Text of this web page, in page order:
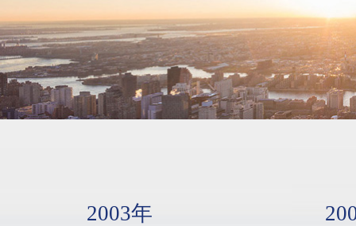
2003年